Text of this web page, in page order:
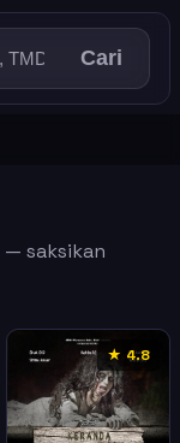
Cari
— saksikan
★ 4.8